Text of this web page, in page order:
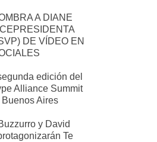
A DIANE
DE VÍDEO EN
edición del
Alliance Summit
Buenos Aires
y David
Te